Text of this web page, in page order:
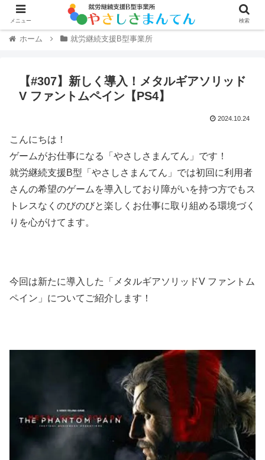
ホーム 就労継続支援B型事業所
【#307】新しく導入！メタルギアソリッド
V ファントムペイン【PS4】
2024.10.24
こんにちは！
ゲームがお仕事になる「やさしさまんてん」です！
就労継続支援B型「やさしさまんてん」では初回に利用者
さんの希望のゲームを導入しており障がいを持つ方でもス
トレスなくのびのびと楽しくお仕事に取り組める環境づく
りを心がけてます。
今回は新たに導入した「メタルギアソリッドV ファントム
ペイン」についてご紹介します！
メニュー 検索